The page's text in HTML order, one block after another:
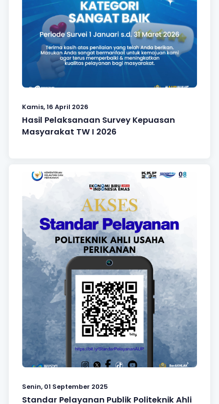
Kamis, 16 April 2026
Hasil Pelaksanaan Survey Kepuasan
Masyarakat TW I 2026
Senin, 01 September 2025
Standar Pelayanan Publik Politeknik Ahli